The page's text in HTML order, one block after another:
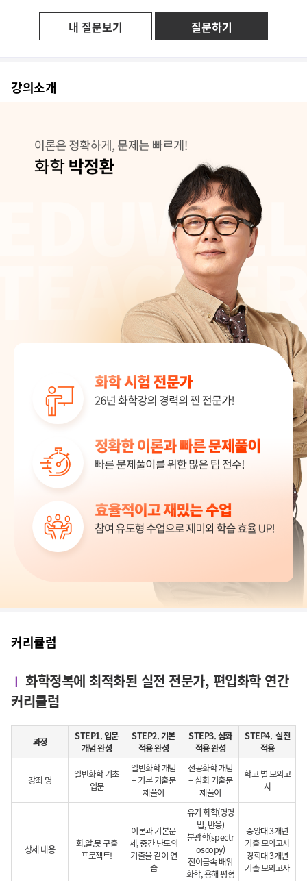
내 질문보기 질문하기
강의소개
커리큘럼
ㅣ 화학정복에 최적화된 실전 전문가, 편입화학 연간
커리큘럼
과정
STEP1. 입문
개념 완성
STEP2. 기본
적용 완성
STEP3. 심화
적용 완성
STEP4. 실전
적용
강좌 명
일반화학 기초
입문
일반화학 개념
+ 기본 기출문
제풀이
전공화학 개념
+ 심화 기출문
제풀이
학교 별 모의고
사
상세 내용
화.알.못 구출
프로젝트!
이론과 기본문
제, 중간 난도의
기출을 같이 연
습
유기 화학(명명
법, 반응)
분광학(spectr
oscopy)
전이금속 배위
화학, 용해 평형
중앙대 3개년
기출 모의고사
경희대 3개년
기출 모의고사